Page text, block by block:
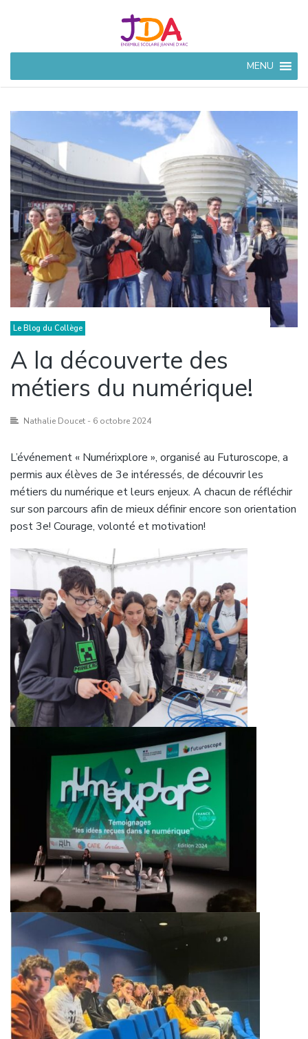
D'ARC
Ensemble Scolaire à
Civray (86)
MENU
Le Blog du Collège
A la découverte des
métiers du numérique!
Nathalie Doucet - 6 octobre 2024
L’événement « Numérixplore », organisé au Futuroscope, a
permis aux élèves de 3e intéressés, de découvrir les
métiers du numérique et leurs enjeux. A chacun de réfléchir
sur son parcours afin de mieux définir encore son orientation
post 3e! Courage, volonté et motivation!